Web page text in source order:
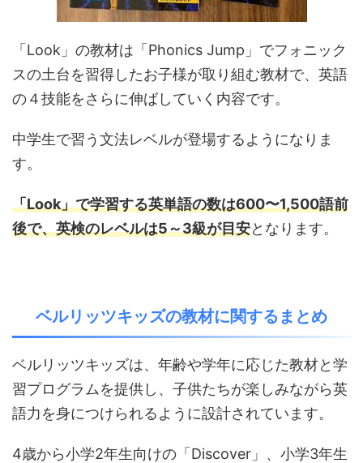
「Look」の教材は「Phonics Jump」でフォニック
スの土台を習得したお子様が取り組む教材で、英語
の４技能をさらに伸ばしていく内容です。
中学生で習う文法レベルが登場するようになりま
す。
「Look」で学習する英単語の数は600〜1,500語前
後で、英検のレベルは5～3級が目安となります。
ベルリッツキッズの教材に関するまとめ
ベルリッツキッズは、年齢や学年に応じた教材と学
習プログラムを提供し、子供たちが楽しみながら英
語力を身につけられるように設計されています。
4歳から小学2年生向けの「Discover」、小学3年生